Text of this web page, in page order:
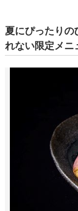
夏にぴったりの
れない限定メニ